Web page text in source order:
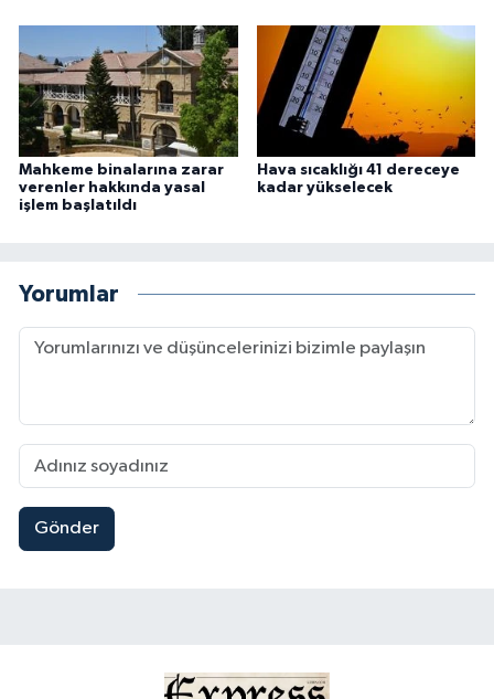
Mahkeme binalarına zarar
verenler hakkında yasal
işlem başlatıldı
Hava sıcaklığı 41 dereceye
kadar yükselecek
Yorumlar
Gönder